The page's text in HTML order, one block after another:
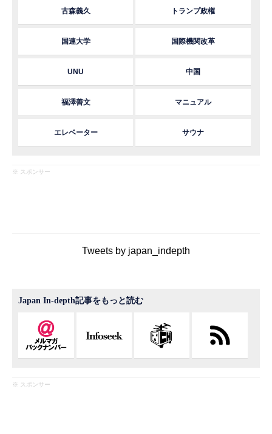
古森義久 トランプ政権
国連大学 国際機関改革
UNU 中国
福澤善文 マニュアル
エレベーター サウナ
※ スポンサー
Tweets by japan_indepth
Japan In-depth記事をもっと読む
※ スポンサー